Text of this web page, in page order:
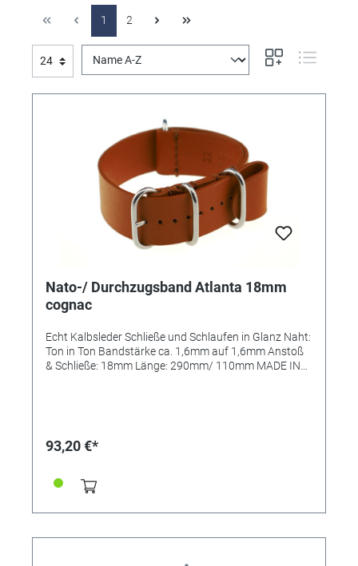
1 2
Nato-/ Durchzugsband Atlanta 18mm
cognac
Echt Kalbsleder Schließe und Schlaufen in Glanz Naht:
Ton in Ton Bandstärke ca. 1,6mm auf 1,6mm Anstoß
& Schließe: 18mm Länge: 290mm/ 110mm MADE IN
93,20 €*